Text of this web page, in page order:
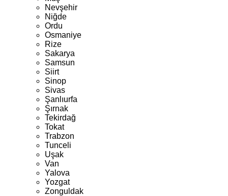
Nevşehir
Niğde
Ordu
Osmaniye
Rize
Sakarya
Samsun
Siirt
Sinop
Sivas
Şanlıurfa
Şırnak
Tekirdağ
Tokat
Trabzon
Tunceli
Uşak
Van
Yalova
Yozgat
Zonguldak